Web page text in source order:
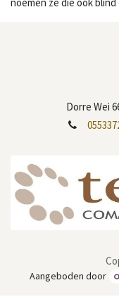
Dorre Wei
Aangeboden door